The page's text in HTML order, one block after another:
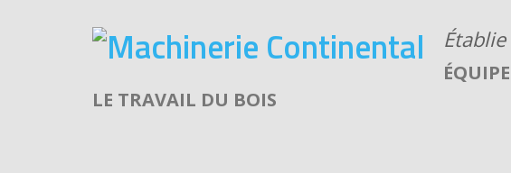
LE TRAVAIL DU BOIS